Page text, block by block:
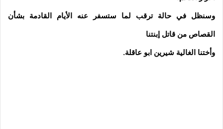
وسنظل في حالة ترقب لما ستسفر عنه الأيام القادمة بشأن
القصاص من قاتل إبنتنا
وأختنا الغالية شيرين ابو عاقلة.